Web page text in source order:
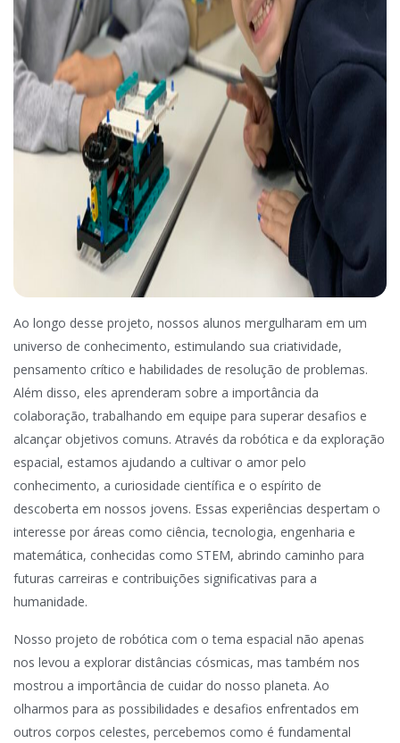
Ao longo desse projeto, nossos alunos mergulharam em um
universo de conhecimento, estimulando sua criatividade,
pensamento crítico e habilidades de resolução de problemas.
Além disso, eles aprenderam sobre a importância da
colaboração, trabalhando em equipe para superar desafios e
alcançar objetivos comuns. Através da robótica e da exploração
espacial, estamos ajudando a cultivar o amor pelo
conhecimento, a curiosidade científica e o espírito de
descoberta em nossos jovens. Essas experiências despertam o
interesse por áreas como ciência, tecnologia, engenharia e
matemática, conhecidas como STEM, abrindo caminho para
futuras carreiras e contribuições significativas para a
humanidade.
Nosso projeto de robótica com o tema espacial não apenas
nos levou a explorar distâncias cósmicas, mas também nos
mostrou a importância de cuidar do nosso planeta. Ao
olharmos para as possibilidades e desafios enfrentados em
outros corpos celestes, percebemos como é fundamental